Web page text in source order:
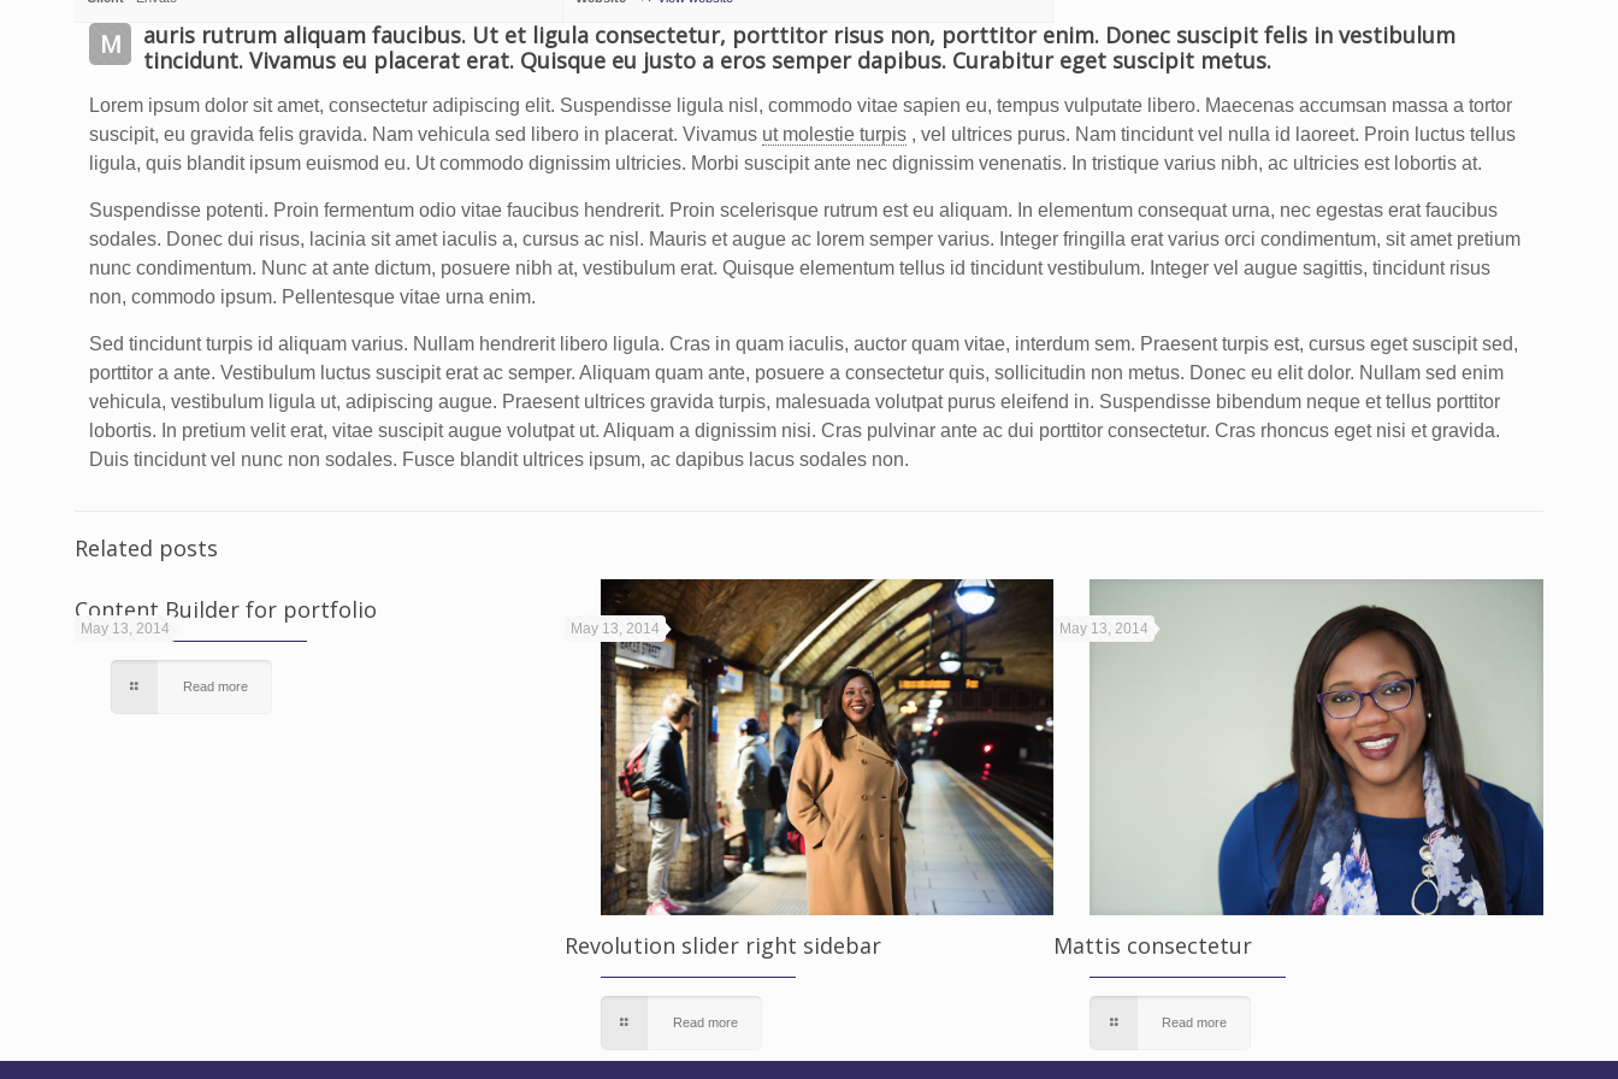
M
auris rutrum aliquam faucibus. Ut et ligula consectetur, porttitor risus non, porttitor enim. Donec suscipit felis in vestibulum
tincidunt. Vivamus eu placerat erat. Quisque eu justo a eros semper dapibus. Curabitur eget suscipit metus.
Lorem ipsum dolor sit amet, consectetur adipiscing elit. Suspendisse ligula nisl, commodo vitae sapien eu, tempus vulputate libero. Maecenas accumsan massa a tortor
suscipit, eu gravida felis gravida. Nam vehicula sed libero in placerat. Vivamus ut molestie turpis , vel ultrices purus. Nam tincidunt vel nulla id laoreet. Proin luctus tellus
ligula, quis blandit ipsum euismod eu. Ut commodo dignissim ultricies. Morbi suscipit ante nec dignissim venenatis. In tristique varius nibh, ac ultricies est lobortis at.
Suspendisse potenti. Proin fermentum odio vitae faucibus hendrerit. Proin scelerisque rutrum est eu aliquam. In elementum consequat urna, nec egestas erat faucibus
sodales. Donec dui risus, lacinia sit amet iaculis a, cursus ac nisl. Mauris et augue ac lorem semper varius. Integer fringilla erat varius orci condimentum, sit amet pretium
nunc condimentum. Nunc at ante dictum, posuere nibh at, vestibulum erat. Quisque elementum tellus id tincidunt vestibulum. Integer vel augue sagittis, tincidunt risus
non, commodo ipsum. Pellentesque vitae urna enim.
Sed tincidunt turpis id aliquam varius. Nullam hendrerit libero ligula. Cras in quam iaculis, auctor quam vitae, interdum sem. Praesent turpis est, cursus eget suscipit sed,
porttitor a ante. Vestibulum luctus suscipit erat ac semper. Aliquam quam ante, posuere a consectetur quis, sollicitudin non metus. Donec eu elit dolor. Nullam sed enim
vehicula, vestibulum ligula ut, adipiscing augue. Praesent ultrices gravida turpis, malesuada volutpat purus eleifend in. Suspendisse bibendum neque et tellus porttitor
lobortis. In pretium velit erat, vitae suscipit augue volutpat ut. Aliquam a dignissim nisi. Cras pulvinar ante ac dui porttitor consectetur. Cras rhoncus eget nisi et gravida.
Duis tincidunt vel nunc non sodales. Fusce blandit ultrices ipsum, ac dapibus lacus sodales non.
Related posts
May 13, 2014
Content Builder for portfolio
Read more
May 13, 2014
Revolution slider right sidebar
Read more
May 13, 2014
Mattis consectetur
Read more